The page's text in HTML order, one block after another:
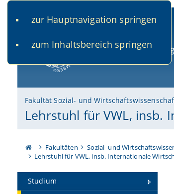
zur Hauptnavigation springen
zum Inhaltsbereich springen
Fakultät Sozial- und
Lehrstuhl für VWL, insb.
Fakultäten Sozial- und
Lehrstuhl für VWL, insb. Internationale
Studium